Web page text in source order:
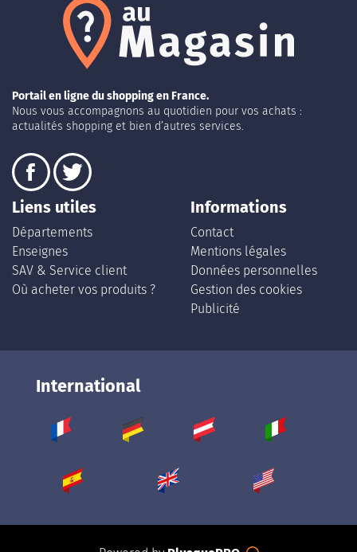
Portail en ligne du shopping en France.
Nous vous accompagnons au quotidien pour vos achats :
actualités shopping et bien d’autres services.
Liens utiles
Départements
Enseignes
SAV & Service client
Où acheter vos produits ?
Informations
Contact
Mentions légales
Données personnelles
Gestion des cookies
Publicité
International